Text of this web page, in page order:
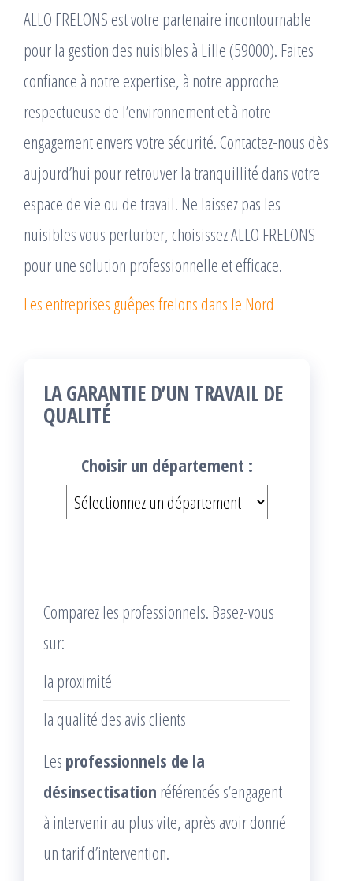
ALLO FRELONS est votre partenaire incontournable
pour la gestion des nuisibles à Lille (59000). Faites
confiance à notre expertise, à notre approche
respectueuse de l’environnement et à notre
engagement envers votre sécurité. Contactez-nous dès
aujourd’hui pour retrouver la tranquillité dans votre
espace de vie ou de travail. Ne laissez pas les
nuisibles vous perturber, choisissez ALLO FRELONS
pour une solution professionnelle et efficace.
Les entreprises guêpes frelons dans le Nord
LA GARANTIE D’UN TRAVAIL DE
QUALITÉ
Choisir un département :
Comparez les professionnels. Basez-vous
sur:
la proximité
la qualité des avis clients
Les professionnels de la
désinsectisation référencés s’engagent
à intervenir au plus vite, après avoir donné
un tarif d’intervention.